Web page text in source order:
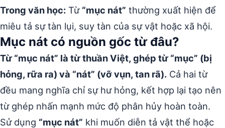
Trong văn học: Từ “mục nát” thường xuất hiện để
miêu tả sự tàn lụi, suy tàn của sự vật hoặc xã hội.
Mục nát có nguồn gốc từ đâu?
Từ “mục nát” là từ thuần Việt, ghép từ “mục” (bị
hỏng, rữa ra) và “nát” (vỡ vụn, tan rã). Cả hai từ
đều mang nghĩa chỉ sự hư hỏng, kết hợp lại tạo nên
từ ghép nhấn mạnh mức độ phân hủy hoàn toàn.
Sử dụng “mục nát” khi muốn diễn tả vật thể hoặc